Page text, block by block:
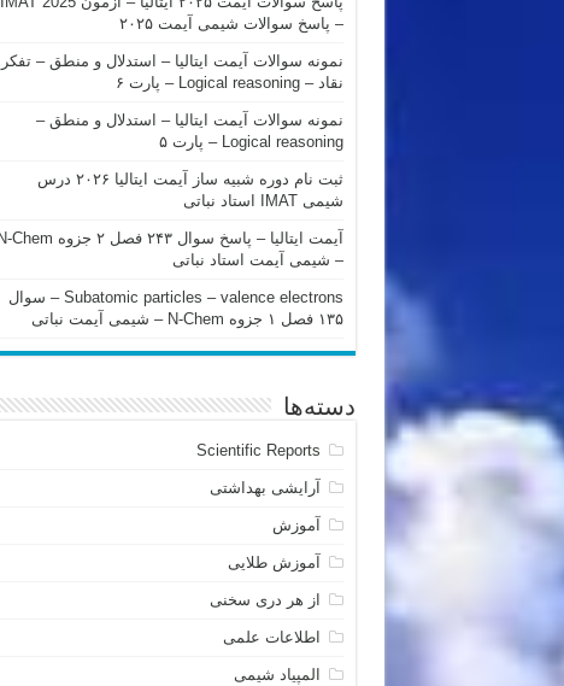
– پاسخ سوالات شیمی آیمت ۲۰۲۵
نمونه سوالات آیمت ایتالیا – استدلال و منطق – تفکر
نقاد – Logical reasoning – پارت ۶
نمونه سوالات آیمت ایتالیا – استدلال و منطق –
Logical reasoning – پارت ۵
ثبت نام دوره شبیه ساز آیمت ایتالیا ۲۰۲۶ درس
شیمی IMAT استاد نباتی
آیمت ایتالیا – پاسخ سوال ۲۴۳ فصل ۲ جزوه N-Chem
– شیمی آیمت استاد نباتی
Subatomic particles – valence electrons – سوال
۱۳۵ فصل ۱ جزوه N-Chem – شیمی آیمت نباتی
دسته‌ها
Scientific Reports
آرایشی بهداشتی
آموزش
آموزش طلایی
از هر دری سخنی
اطلاعات علمی
المپیاد شیمی